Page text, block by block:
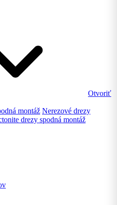
Otvoriť
montáž Nerezové drezy
drezy spodná montáž